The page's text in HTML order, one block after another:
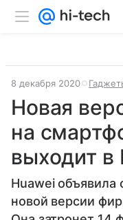
8 декабря 2020
Новая
на
выходит в
Huawei объявила
новой версии